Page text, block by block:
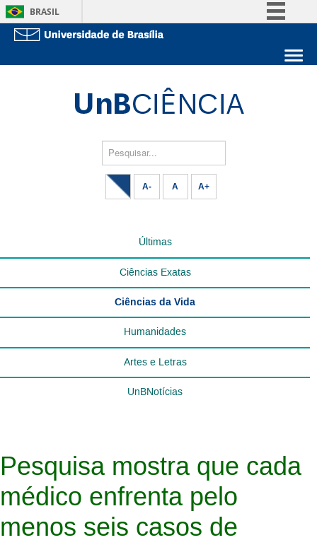
BRASIL
Acesso à informaçãoEstude na UnB
Pesquisar...
A- A A+
Últimas
Ciências Exatas
Ciências da Vida
Humanidades
Artes e Letras
UnBNotícias
Pesquisa mostra que cada
médico enfrenta pelo
menos seis casos de